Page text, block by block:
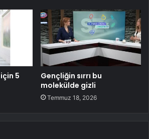
5
Gençliğin sırrı bu
molekülde gizli
Temmuz 18, 2026